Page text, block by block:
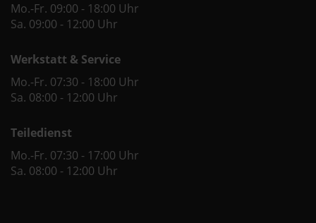
Mo.-Fr. 09:00 - 18:00 Uhr
Sa. 09:00 - 12:00 Uhr
Werkstatt & Service
Mo.-Fr. 07:30 - 18:00 Uhr
Sa. 08:00 - 12:00 Uhr
Teiledienst
Mo.-Fr. 07:30 - 17:00 Uhr
Sa. 08:00 - 12:00 Uhr